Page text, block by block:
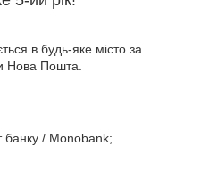
в будь-яке місто за
Нова Пошта.
банку / Мonobank;